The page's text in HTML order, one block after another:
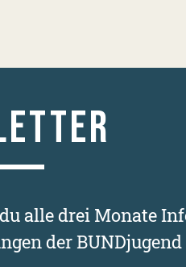
alle drei Monate
der BUNDjugend